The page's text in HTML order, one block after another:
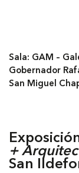
Sala: GAM –
Gobernador
San Miguel
+
San